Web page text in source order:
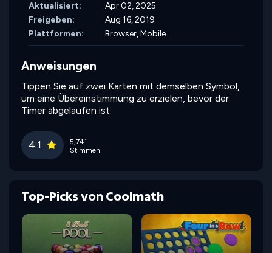
Aktualisiert:
Apr 02, 2025
Freigeben:
Aug 16, 2019
Plattformen:
Browser, Mobile
Anweisungen
Tippen Sie auf zwei Karten mit demselben Symbol,
um eine Übereinstimmung zu erzielen, bevor der
Timer abgelaufen ist.
4.1
5,741
Stimmen
Top-Picks von Coolmath